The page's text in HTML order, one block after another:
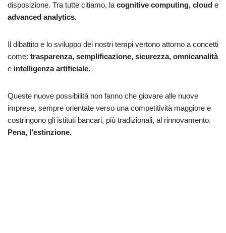
disposizione. Tra tutte citiamo, la cognitive computing, cloud e
advanced analytics.
Il dibattito e lo sviluppo dei nostri tempi vertono attorno a concetti
come: trasparenza, semplificazione, sicurezza, omnicanalità
e intelligenza artificiale.
Queste nuove possibilità non fanno che giovare alle nuove
imprese, sempre orientate verso una competitività maggiore e
costringono gli istituti bancari, più tradizionali, al rinnovamento.
Pena, l’estinzione.